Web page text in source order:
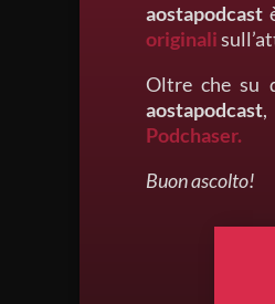
aostapodcast
originali
Oltre che su
aostapodcast,
Podchaser.
Buon ascolto!